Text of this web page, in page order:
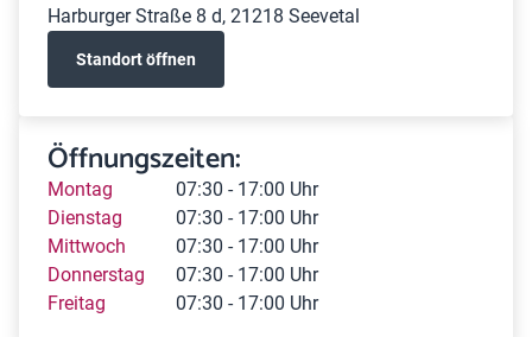
Harburger Straße 8 d, 21218 Seevetal
Standort öffnen
Öffnungszeiten:
Montag
07:30 - 17:00 Uhr
Dienstag
07:30 - 17:00 Uhr
Mittwoch
07:30 - 17:00 Uhr
Donnerstag
07:30 - 17:00 Uhr
Freitag
07:30 - 17:00 Uhr